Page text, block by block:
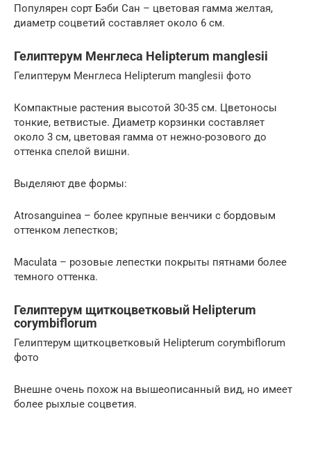
Популярен сорт Бэби Сан – цветовая гамма желтая,
диаметр соцветий составляет около 6 см.
Гелиптерум Менглеса Helipterum manglesii
Гелиптерум Менглеса Helipterum manglesii фото
Компактные растения высотой 30-35 см. Цветоносы
тонкие, ветвистые. Диаметр корзинки составляет
около 3 см, цветовая гамма от нежно-розового до
оттенка спелой вишни.
Выделяют две формы:
Аtrosanguinea – более крупные венчики с бордовым
оттенком лепестков;
Мaculatа – розовые лепестки покрыты пятнами более
темного оттенка.
Гелиптерум щиткоцветковый Helipterum
corymbiflorum
Гелиптерум щиткоцветковый Helipterum corymbiflorum
фото
Внешне очень похож на вышеописанный вид, но имеет
более рыхлые соцветия.